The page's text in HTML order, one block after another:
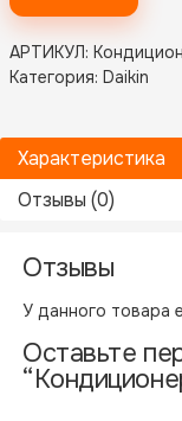
АРТИКУЛ:
Категория: Daikin
Характеристика
Отзывы (0)
Производитель
Отзывы
У данного товара
Оставьте